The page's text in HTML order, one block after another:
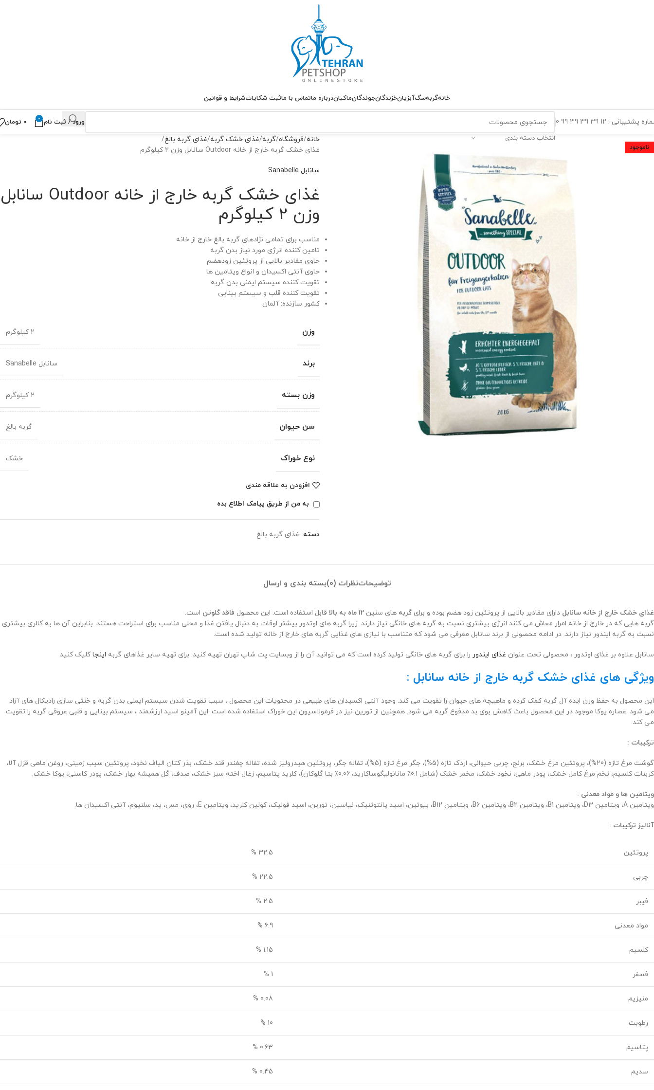
خانهگربهسگآبزیانخزندگانجوندگانماکیاندرباره ماتماس با ماثبت شکایاتشرایط و قوانین
پشتیبانی : 12 39 39 39 99 0
انتخاب دسته بندی
ورود / ثبت نام 0 ۰ تومان
ناموجود
خانه فروشگاه گربه غذای خشک گربه غذای گربه بالغ
غذای خشک گربه خارج از خانه Outdoor سانابل وزن 2 کیلوگرم
سانابل Sanabelle
غذای خشک گربه خارج از خانه Outdoor سانابل
وزن 2 کیلوگرم
مناسب برای تمامی نژادهای گربه بالغ خارج از خانه
تامین کننده انرژی مورد نیاز بدن گربه
حاوی مقادیر بالایی از پروتئین زودهضم
حاوی آنتی اکسیدان و انواع ویتامین ها
تقویت کننده سیستم ایمنی بدن گربه
تقویت کننده قلب و سیستم بینایی
کشور سازنده: آلمان
وزن 2 کیلوگرم
برند سانابل Sanabelle
وزن بسته 2 کیلوگرم
سن حیوان گربه بالغ
نوع خوراک خشک
افزودن به علاقه مندی
به من از طریق پیامک اطلاع بده
دسته: غذای گربه بالغ
توضیحاتنظرات (0) بسته بندی و ارسال
غذای خشک خارج از خانه سانابل دارای مقادیر بالایی از پروتئین زود هضم بوده و برای گربه های سنین 12 ماه به بالا قابل استفاده است. این محصول فاقد گلوتن است.
گربه هایی که در خارج از خانه امرار معاش می کنند انرژی بیشتری نسبت به گربه های خانگی نیاز دارند. زیرا گربه های اوتدور بیشتر اوقات به دنبال یافتن غذا و محلی مناسب برای استراحت هستند. بنابراین آن ها به کالری بیشتری
نسبت به گربه ایندور نیاز دارند. در ادامه محصولی از برند سانابل معرفی می شود که متناسب با نیازی های غذایی گربه های خارج از خانه تولید شده است.
سانابل علاوه بر غذای اوتدور ، محصولی تحت عنوان غذای ایندور را برای گربه های خانگی تولید کرده است که می توانید آن را از وبسایت پت شاپ تهران تهیه کنید. برای تهیه سایر غذاهای گربه اینجاکلیک کنید.
ویژگی های غذای خشک گربه خارج از خانه سانابل :
این محصول به حفظ وزن ایده آل گربه کمک کرده و ماهیچه های حیوان را تقویت می کند. وجود آنتی اکسیدان های طبیعی در محتویات این محصول ، سبب تقویت شدن سیستم ایمنی بدن گربه و خنثی سازی رادیکال های آزاد
می شود. عصاره یوکا موجود در این محصول باعث کاهش بوی بد مدفوع گربه می شود. همچنین از تورین نیز در فرمولاسیون این خوراک استفاده شده است. این آمینو اسید ارزشمند ، سیستم بینایی و قلبی عروقی گربه را تقویت
می کند.
ترکیبات :
گوشت مرغ تازه (20%)، پروتئین مرغ خشک، برنج، چربی حیوانی، اردک تازه (5%)، جگر مرغ تازه (5%)، تفاله جگر، پروتئین هیدرولیز شده، تفاله چغندر قند خشک، بذر کتان الیاف نخود، پروتئین سیب زمینی، روغن ماهی قزل آلا،
کربنات کلسیم، تخم مرغ کامل خشک، پودر ماهی، نخود خشک، مخمر خشک (شامل 0.1٪ مانانولیگوساکارید، 0.06٪ بتا گلوکان)، کلرید پتاسیم، زغال اخته سبز خشک، صدف، گل همیشه بهار خشک، پودر کاسنی، یوکا خشک.
ویتامین ها و مواد معدنی :
ویتامین A، ویتامین D3، ویتامین B1، ویتامین B2، ویتامین B6، ویتامین B12، بیوتین، اسید پانتوتنیک، نیاسین، تورین، اسید فولیک، کولین کلرید، ویتامین E، روی، مس، ید، سلنیوم، آنتی اکسیدان ها.
آنالیز ترکیبات :
پروتئین 32.5 %
چربی 22.5 %
فیبر 2.5 %
مواد معدنی 6.9 %
کلسیم 1.15 %
فسفر 1 %
منیزیم 0.08 %
رطوبت 10 %
پتاسیم 0.63 %
سدیم 0.45 %